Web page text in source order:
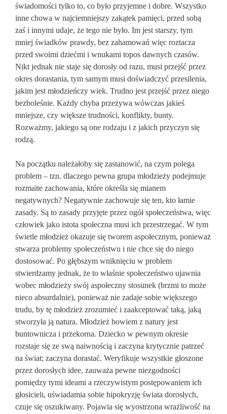
świadomości tylko to, co było przyjemne i dobre. Wszystko
inne chowa w najciemniejszy zakątek pamięci, przed sobą
zaś i innymi udaje, że tego nie było. Im jest starszy, tym
mniej świadków prawdy, bez zahamowań więc roztacza
przed swoimi dziećmi i wnukami topos dawnych czasów.
Nikt jednak nie staje się dorosły od razu, musi przejść przez
okres dorastania, tym samym musi doświadczyć przesilenia,
jakim jest młodzieńczy wiek. Trudno jest przejść przez niego
bezboleśnie. Każdy chyba przeżywa wówczas jakieś
mniejsze, czy większe trudności, konflikty, bunty.
Rozważmy, jakiego są one rodzaju i z jakich przyczyn się
rodzą.
Na początku należałoby się zastanowić, na czym polega
problem – tzn. dlaczego pewna grupa młodzieży podejmuje
rozmaite zachowania, które określa się mianem
negatywnych? Negatywnie zachowuje się ten, kto łamie
zasady. Są to zasady przyjęte przez ogół społeczeństwa, więc
człowiek jako istota społeczna musi ich przestrzegać. W tym
świetle młodzież okazuje się tworem aspołecznym, ponieważ
stwarza problemy społeczeństwu i nie chce się do niego
dostosować. Po głębszym wniknięciu w problem
stwierdzamy jednak, że to właśnie społeczeństwo ujawnia
wobec młodzieży swój aspołeczny stosunek (brzmi to może
nieco absurdalnie), ponieważ nie zadaje sobie większego
trudu, by tę młodzież zrozumieć i zaakceptować taką, jaką
stworzyła ją natura. Młodzież bowiem z natury jest
buntownicza i przekorna. Dziecko w pewnym okresie
rozstaje się ze swą naiwnością i zaczyna krytycznie patrzeć
na świat; zaczyna dorastać. Weryfikuje wszystkie głoszone
przez dorosłych idee, zauważa pewne niezgodności
pomiędzy tymi ideami a rzeczywistym postępowaniem ich
głosicieli, uświadamia sobie hipokryzję świata dorosłych,
czuje się oszukiwany. Pojawia się wyostrzona wrażliwość na